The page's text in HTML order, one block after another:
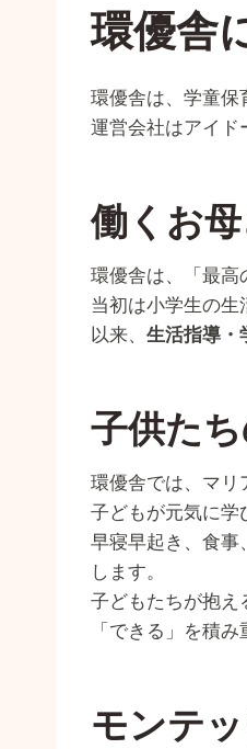
環優舎
環優舎は、学童保
運営会社はアイド
働くお
環優舎は、「最高
当初は小学生の生
以来、 生活指導・
子供た
環優舎では、マリ
子どもが元気に学
早寝早起き、食
します。
子どもたちが抱え
「できる」を積
モンテ